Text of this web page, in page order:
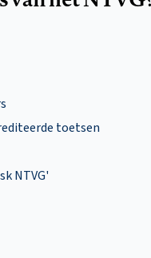
toetsen
NTVG'